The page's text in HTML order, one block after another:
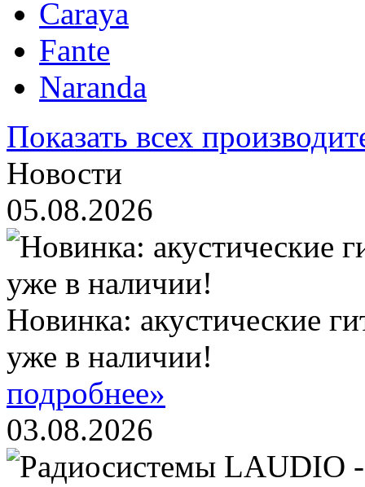
Caraya
Fante
Naranda
Показать всех
Новости
05.08.2026
Новинка: акустические
уже в наличии!
подробнее»
03.08.2026